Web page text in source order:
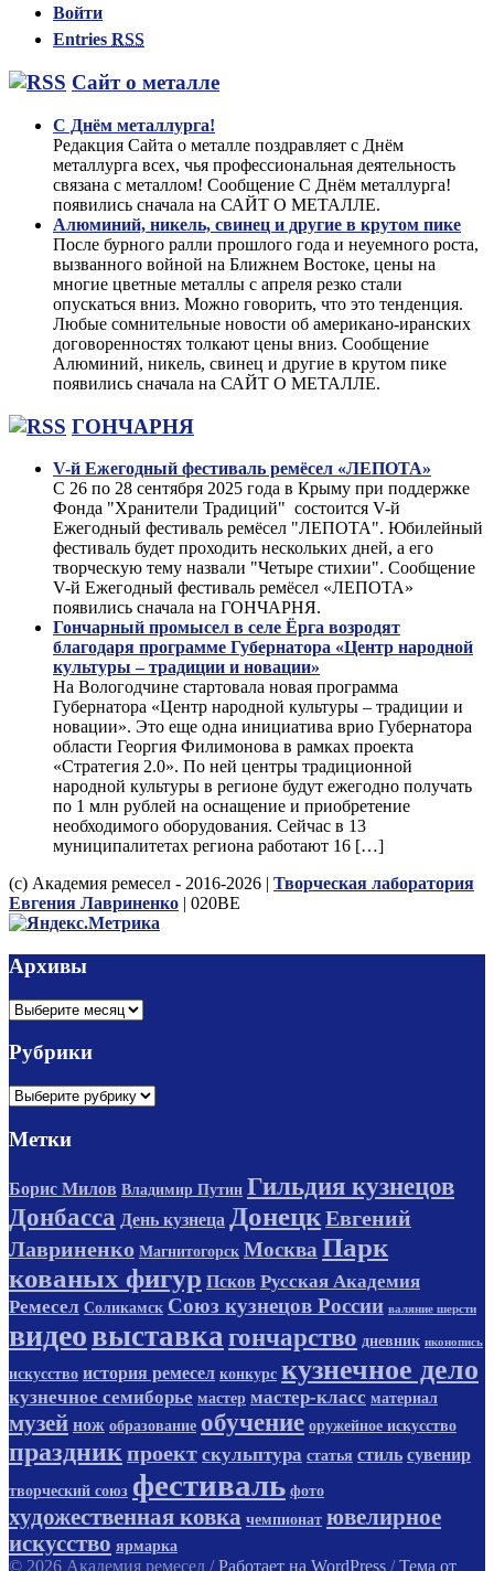
Войти
Entries RSS
Сайт о металле
С Днём металлурга!
Редакция Сайта о металле поздравляет с Днём
металлурга всех, чья профессиональная деятельность
связана с металлом! Сообщение С Днём металлурга!
появились сначала на САЙТ О МЕТАЛЛЕ.
Алюминий, никель, свинец и другие в крутом пике
После бурного ралли прошлого года и неуемного роста,
вызванного войной на Ближнем Востоке, цены на
многие цветные металлы с апреля резко стали
опускаться вниз. Можно говорить, что это тенденция.
Любые сомнительные новости об американо-иранских
договоренностях толкают цены вниз. Сообщение
Алюминий, никель, свинец и другие в крутом пике
появились сначала на САЙТ О МЕТАЛЛЕ.
ГОНЧАРНЯ
V-й Ежегодный фестиваль ремёсел «ЛЕПОТА»
С 26 по 28 сентября 2025 года в Крыму при поддержке
Фонда "Хранители Традиций" состоится V-й
Ежегодный фестиваль ремёсел "ЛЕПОТА". Юбилейный
фестиваль будет проходить нескольких дней, а его
творческую тему назвали "Четыре стихии". Сообщение
V-й Ежегодный фестиваль ремёсел «ЛЕПОТА»
появились сначала на ГОНЧАРНЯ.
Гончарный промысел в селе Ёрга возродят
благодаря программе Губернатора «Центр народной
культуры – традиции и новации»
На Вологодчине стартовала новая программа
Губернатора «Центр народной культуры – традиции и
новации». Это еще одна инициатива врио Губернатора
области Георгия Филимонова в рамках проекта
«Стратегия 2.0». По ней центры традиционной
народной культуры в регионе будут ежегодно получать
по 1 млн рублей на оснащение и приобретение
необходимого оборудования. Сейчас в 13
муниципалитетах региона работают 16 […]
(с) Академия ремесел - 2016-2026 | Творческая лаборатория
Евгения Лавриненко | 020BE
Архивы
Архивы
Рубрики
Рубрики
Метки
Борис Милов Владимир Путин Гильдия кузнецов
Донбасса День кузнеца ДонецкЕвгений
Лавриненко Магнитогорск Москва Парк
кованых фигур Псков Русская Академия
Ремесел Соликамск Союз кузнецов России валяние шерсти
видеовыставка гончарство дневник иконопись
искусство история ремесел конкурс кузнечное дело
кузнечное семиборье мастер мастер-класс материал
музей нож образование обучение оружейное искусство
праздник проект скульптура статья стиль сувенир
творческий союз фестиваль фото
художественная ковка чемпионат ювелирное
искусство ярмарка
© 2026 Академия ремесел / Работает на WordPress / Тема от